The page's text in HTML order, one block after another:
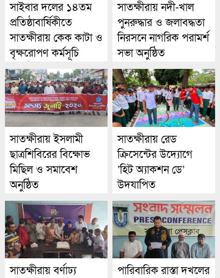
সাইবার দলের ১৪তম
প্রতিষ্ঠাবার্ষিকীতে
সাতক্ষীরায় কেক কাটা ও
বৃক্ষরোপণ কর্মসূচি
অনুষ্ঠিত
সাতক্ষীরায় নদী-খাল
পুনরুদ্ধার ও জলাবদ্ধতা
নিরসনে নাগরিক পরামর্শ
সভা অনুষ্ঠিত
সাতক্ষীরায় ইসলামী
ছাত্রশিবিরের বিক্ষোভ
মিছিল ও সমাবেশ
অনুষ্ঠিত
সাতক্ষীরায় রেড
ক্রিসেন্টের উদ্যোগে
‘হিট অ্যাকশন ডে’
উদযাপিত
সাতক্ষীরায় বর্ণাঢ্য
পারিবারিক রাস্তা দখলের